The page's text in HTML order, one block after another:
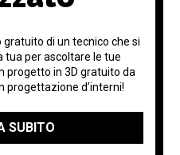
gratuito di un tecnico che si
per ascoltare le tue
progetto in 3D gratuito da
progettazione d’interni!
SUBITO